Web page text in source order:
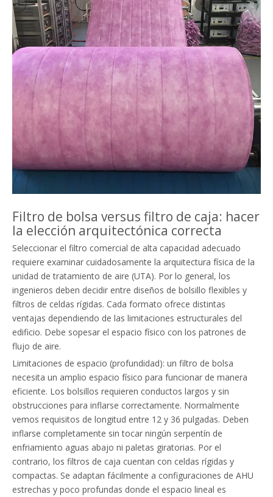
Filtro de bolsa versus filtro de caja: hacer
la elección arquitectónica correcta
Seleccionar el filtro comercial de alta capacidad adecuado
requiere examinar cuidadosamente la arquitectura física de la
unidad de tratamiento de aire (UTA). Por lo general, los
ingenieros deben decidir entre diseños de bolsillo flexibles y
filtros de celdas rígidas. Cada formato ofrece distintas
ventajas dependiendo de las limitaciones estructurales del
edificio. Debe sopesar el espacio físico con los patrones de
flujo de aire.
Limitaciones de espacio (profundidad): un filtro de bolsa
necesita un amplio espacio físico para funcionar de manera
eficiente. Los bolsillos requieren conductos largos y sin
obstrucciones para inflarse correctamente. Normalmente
vemos requisitos de longitud entre 12 y 36 pulgadas. Deben
inflarse completamente sin tocar ningún serpentín de
enfriamiento aguas abajo ni paletas giratorias. Por el
contrario, los filtros de caja cuentan con celdas rígidas y
compactas. Se adaptan fácilmente a configuraciones de AHU
estrechas y poco profundas donde el espacio lineal es